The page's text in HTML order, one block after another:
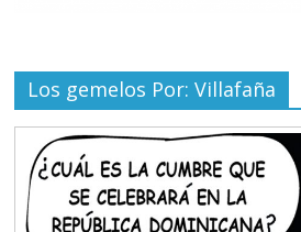
Los gemelos Por: Villafaña